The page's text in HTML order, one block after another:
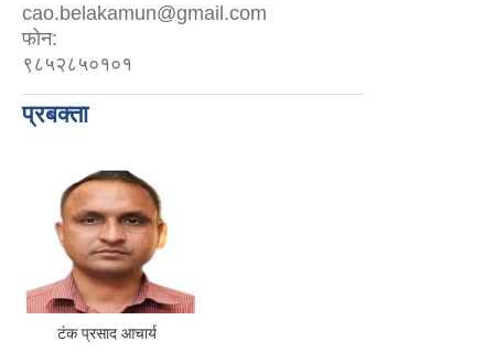
cao.belakamun@gmail.com
फोन:
९८५२८५०१०१
प्रबक्ता
टंक प्रसाद आचार्य